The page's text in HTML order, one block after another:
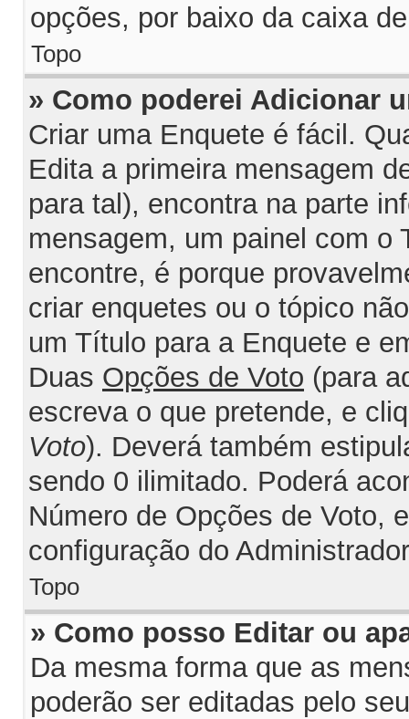
opções, por baixo da caixa
Topo
» Como poderei Adicionar
Criar uma Enquete é fácil.
Edita a primeira mensagem
para tal), encontra na parte
mensagem, um painel com o
encontre, é porque
criar enquetes ou o tópico
um Título para a Enquete e
Duas Opções de Voto (para
escreva o que pretende, e
Voto). Deverá também
sendo 0 ilimitado. Poderá
Número de Opções de Voto,
configuração do
Topo
» Como posso Editar ou
Da mesma forma que as
poderão ser editadas pelo